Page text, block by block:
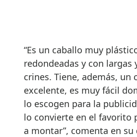
“Es un caballo muy
redondeadas y con largas
crines. Tiene, además, un
excelente, es muy fácil
lo escogen para la
lo convierte en el favorito
a montar”, comenta en su